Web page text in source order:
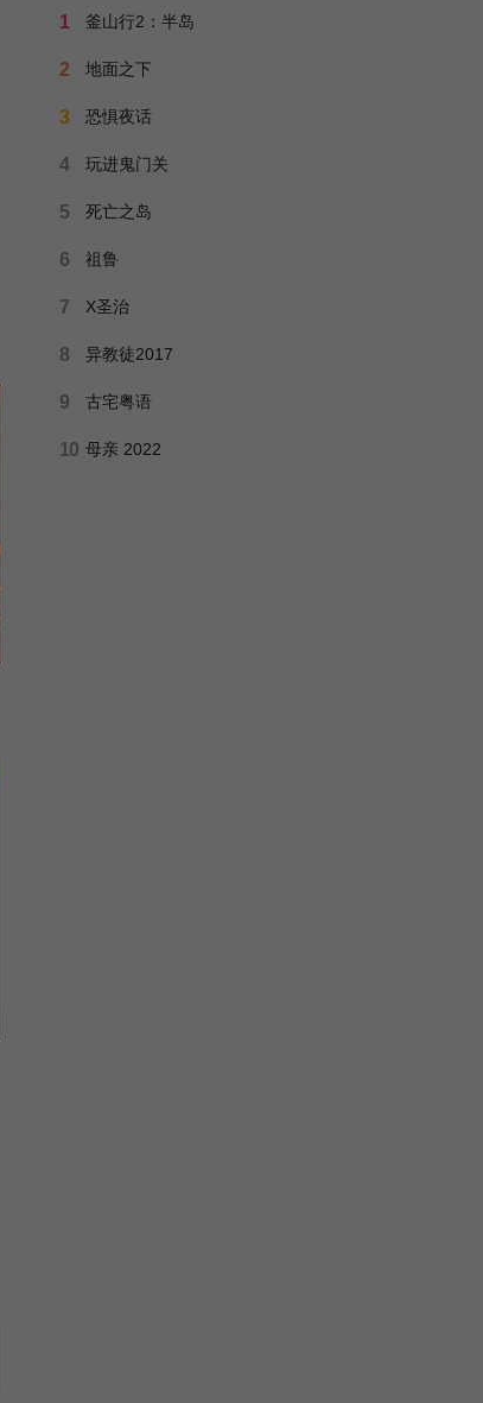
1 釜山行2：半岛
2 地面之下
3 恐惧夜话
4 玩进鬼门关
5 死亡之岛
6 祖鲁
7 X圣治
8 异教徒2017
9 古宅粤语
10 母亲 2022